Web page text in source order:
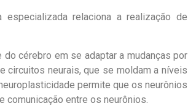
relaciona a realização de
cérebro em se adaptar a mudanças por
circuitos neurais, que se moldam a níveis
permite que os neurônios
entre os neurônios.